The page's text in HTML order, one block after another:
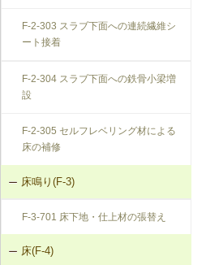
F-2-303 スラブ下面への連続繊維シ
ート接着
F-2-304 スラブ下面への鉄骨小梁増
設
F-2-305 セルフレベリング材による
床の補修
床鳴り(F-3)
F-3-701 床下地・仕上材の張替え
床(F-4)